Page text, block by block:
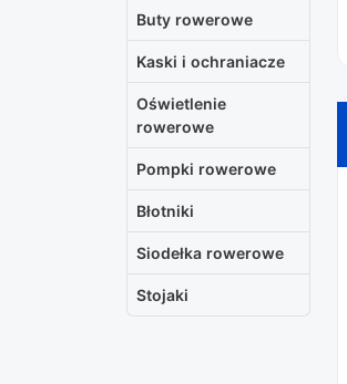
Buty rowerowe
Kaski i ochraniacze
Oświetlenie
rowerowe
Pompki rowerowe
Błotniki
Siodełka rowerowe
Stojaki